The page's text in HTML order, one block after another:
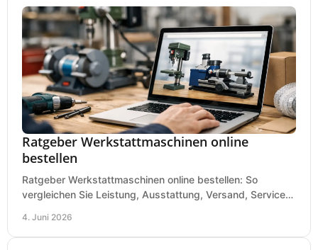
Ratgeber Werkstattmaschinen online
bestellen
Ratgeber Werkstattmaschinen online bestellen: So
vergleichen Sie Leistung, Ausstattung, Versand, Service
4. Juni 2026